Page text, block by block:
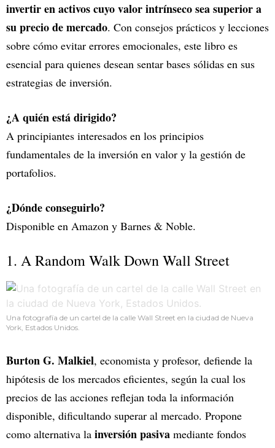
invertir en activos cuyo valor intrínseco sea superior a
su precio de mercado. Con consejos prácticos y lecciones
sobre cómo evitar errores emocionales, este libro es
esencial para quienes desean sentar bases sólidas en sus
estrategias de inversión.
¿A quién está dirigido?
A principiantes interesados en los principios
fundamentales de la inversión en valor y la gestión de
portafolios.
¿Dónde conseguirlo?
Disponible en Amazon y Barnes & Noble.
1. A Random Walk Down Wall Street
Una fotografía de un cartel de la calle Wall Street en la ciudad de Nueva
York, Estados Unidos.
Burton G. Malkiel, economista y profesor, defiende la
hipótesis de los mercados eficientes, según la cual los
precios de las acciones reflejan toda la información
disponible, dificultando superar al mercado. Propone
como alternativa la inversión pasiva mediante fondos